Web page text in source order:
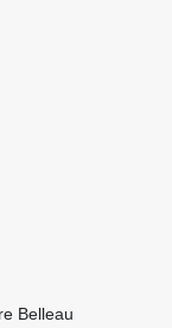
Belleau